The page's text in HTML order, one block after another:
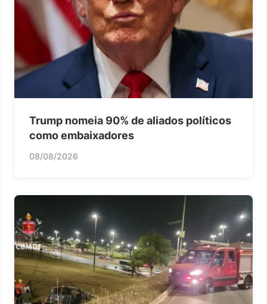
Trump nomeia 90% de aliados políticos
como embaixadores
08/08/2026